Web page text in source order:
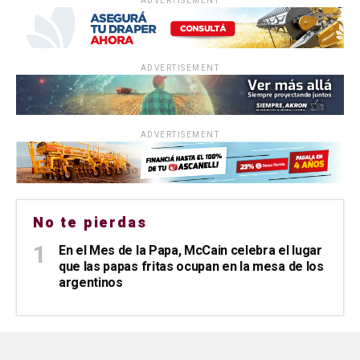
ADVERTISEMENT
ADVERTISEMENT
No te pierdas
En el Mes de la Papa, McCain celebra el lugar
que las papas fritas ocupan en la mesa de los
argentinos